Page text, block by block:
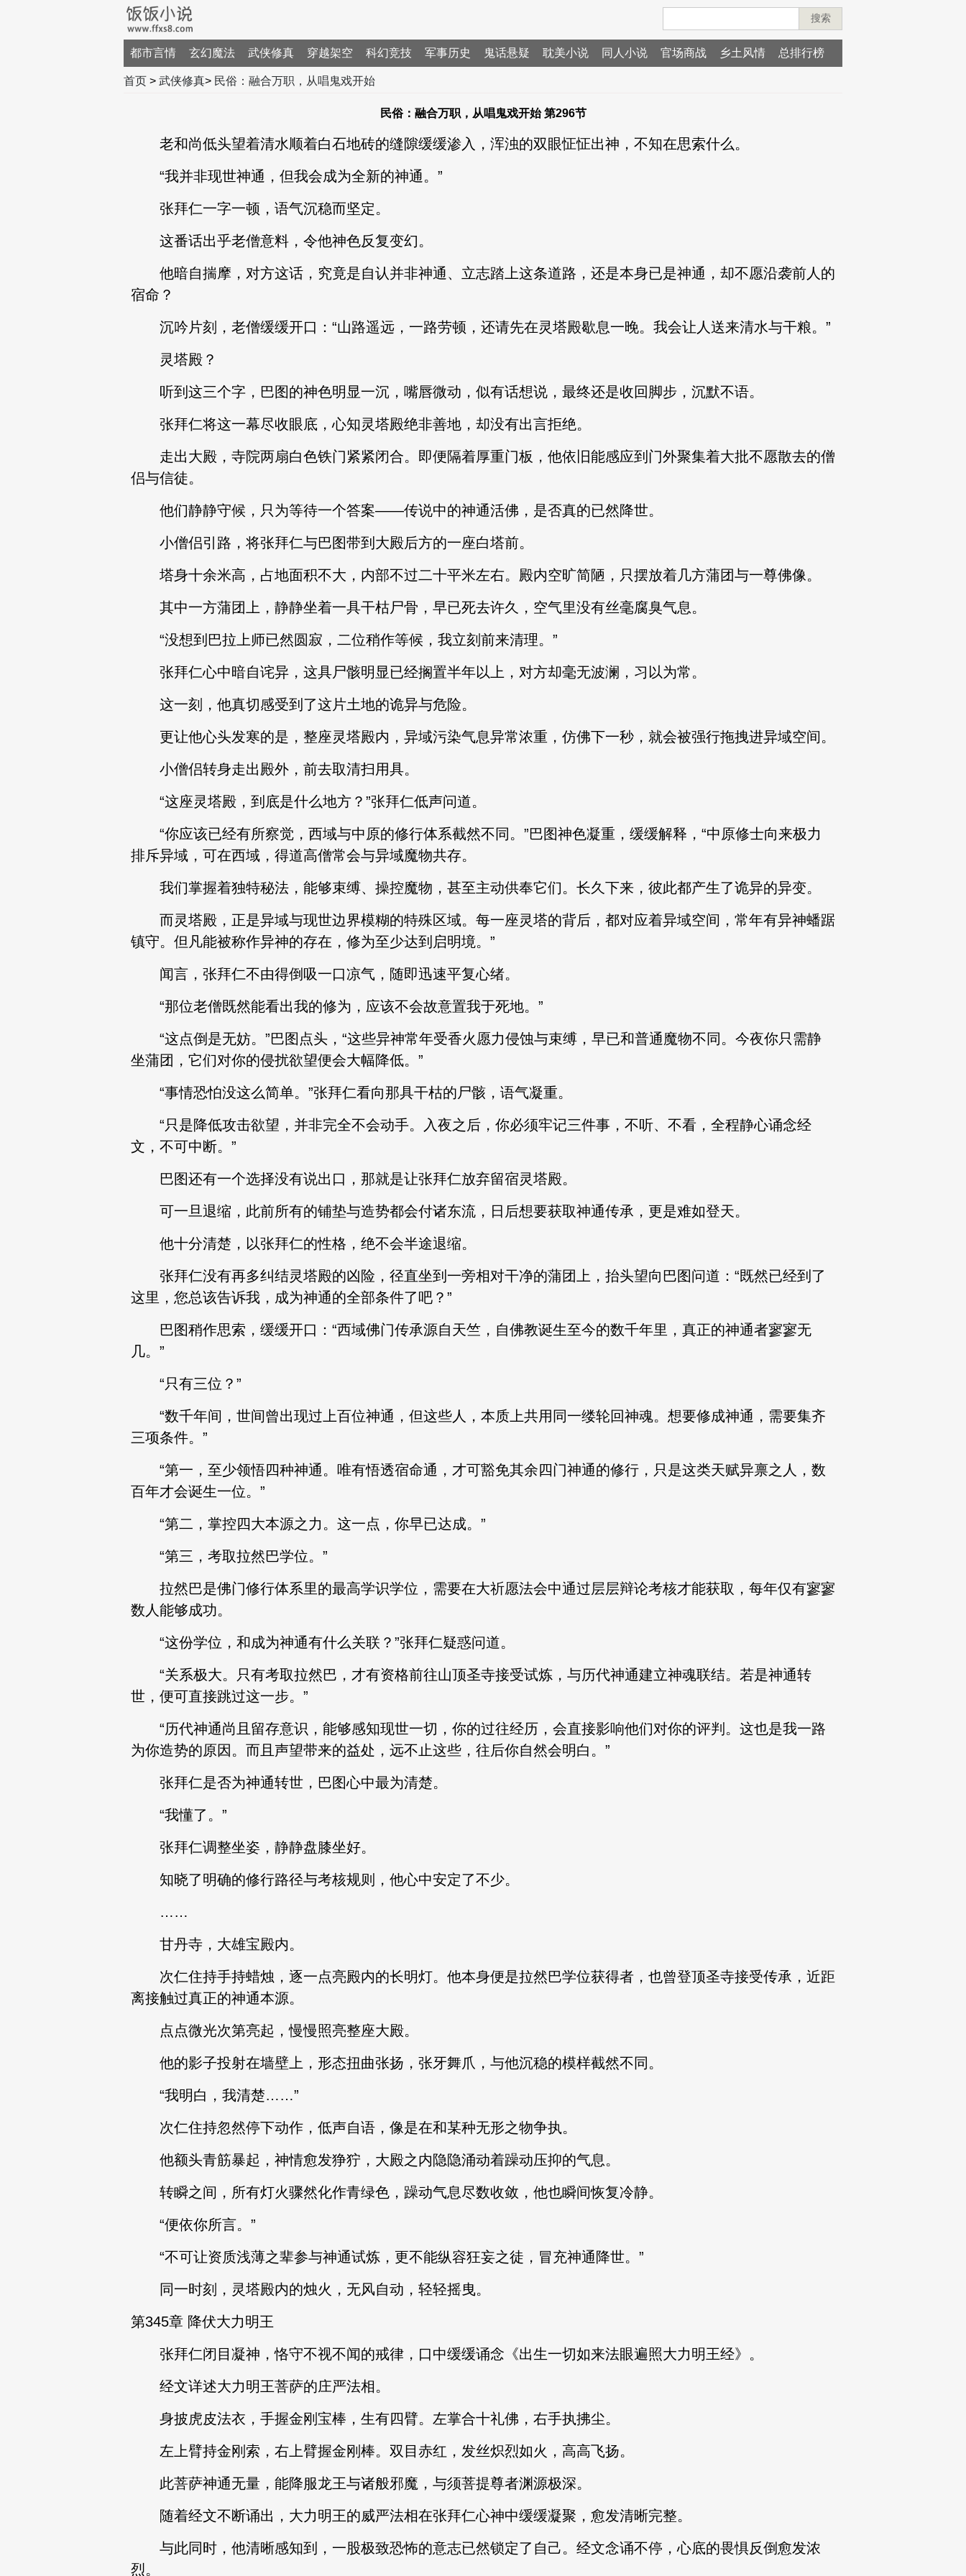
搜索
都市言情 玄幻魔法 武侠修真 穿越架空 科幻竞技 军事历史 鬼话悬疑 耽美小说 同人小说 官场商战 乡土风情 总排行榜
首页 > 武侠修真> 民俗：融合万职，从唱鬼戏开始
民俗：融合万职，从唱鬼戏开始 第296节
老和尚低头望着清水顺着白石地砖的缝隙缓缓渗入，浑浊的双眼怔怔出神，不知在思索什么。
“我并非现世神通，但我会成为全新的神通。”
张拜仁一字一顿，语气沉稳而坚定。
这番话出乎老僧意料，令他神色反复变幻。
他暗自揣摩，对方这话，究竟是自认并非神通、立志踏上这条道路，还是本身已是神通，却不愿沿袭前人的
宿命？
沉吟片刻，老僧缓缓开口：“山路遥远，一路劳顿，还请先在灵塔殿歇息一晚。我会让人送来清水与干粮。”
灵塔殿？
听到这三个字，巴图的神色明显一沉，嘴唇微动，似有话想说，最终还是收回脚步，沉默不语。
张拜仁将这一幕尽收眼底，心知灵塔殿绝非善地，却没有出言拒绝。
走出大殿，寺院两扇白色铁门紧紧闭合。即便隔着厚重门板，他依旧能感应到门外聚集着大批不愿散去的僧
侣与信徒。
他们静静守候，只为等待一个答案——传说中的神通活佛，是否真的已然降世。
小僧侣引路，将张拜仁与巴图带到大殿后方的一座白塔前。
塔身十余米高，占地面积不大，内部不过二十平米左右。殿内空旷简陋，只摆放着几方蒲团与一尊佛像。
其中一方蒲团上，静静坐着一具干枯尸骨，早已死去许久，空气里没有丝毫腐臭气息。
“没想到巴拉上师已然圆寂，二位稍作等候，我立刻前来清理。”
张拜仁心中暗自诧异，这具尸骸明显已经搁置半年以上，对方却毫无波澜，习以为常。
这一刻，他真切感受到了这片土地的诡异与危险。
更让他心头发寒的是，整座灵塔殿内，异域污染气息异常浓重，仿佛下一秒，就会被强行拖拽进异域空间。
小僧侣转身走出殿外，前去取清扫用具。
“这座灵塔殿，到底是什么地方？”张拜仁低声问道。
“你应该已经有所察觉，西域与中原的修行体系截然不同。”巴图神色凝重，缓缓解释，“中原修士向来极力
排斥异域，可在西域，得道高僧常会与异域魔物共存。
我们掌握着独特秘法，能够束缚、操控魔物，甚至主动供奉它们。长久下来，彼此都产生了诡异的异变。
而灵塔殿，正是异域与现世边界模糊的特殊区域。每一座灵塔的背后，都对应着异域空间，常年有异神蟠踞
镇守。但凡能被称作异神的存在，修为至少达到启明境。”
闻言，张拜仁不由得倒吸一口凉气，随即迅速平复心绪。
“那位老僧既然能看出我的修为，应该不会故意置我于死地。”
“这点倒是无妨。”巴图点头，“这些异神常年受香火愿力侵蚀与束缚，早已和普通魔物不同。今夜你只需静
坐蒲团，它们对你的侵扰欲望便会大幅降低。”
“事情恐怕没这么简单。”张拜仁看向那具干枯的尸骸，语气凝重。
“只是降低攻击欲望，并非完全不会动手。入夜之后，你必须牢记三件事，不听、不看，全程静心诵念经
文，不可中断。”
巴图还有一个选择没有说出口，那就是让张拜仁放弃留宿灵塔殿。
可一旦退缩，此前所有的铺垫与造势都会付诸东流，日后想要获取神通传承，更是难如登天。
他十分清楚，以张拜仁的性格，绝不会半途退缩。
张拜仁没有再多纠结灵塔殿的凶险，径直坐到一旁相对干净的蒲团上，抬头望向巴图问道：“既然已经到了
这里，您总该告诉我，成为神通的全部条件了吧？”
巴图稍作思索，缓缓开口：“西域佛门传承源自天竺，自佛教诞生至今的数千年里，真正的神通者寥寥无
几。”
“只有三位？”
“数千年间，世间曾出现过上百位神通，但这些人，本质上共用同一缕轮回神魂。想要修成神通，需要集齐
三项条件。”
“第一，至少领悟四种神通。唯有悟透宿命通，才可豁免其余四门神通的修行，只是这类天赋异禀之人，数
百年才会诞生一位。”
“第二，掌控四大本源之力。这一点，你早已达成。”
“第三，考取拉然巴学位。”
拉然巴是佛门修行体系里的最高学识学位，需要在大祈愿法会中通过层层辩论考核才能获取，每年仅有寥寥
数人能够成功。
“这份学位，和成为神通有什么关联？”张拜仁疑惑问道。
“关系极大。只有考取拉然巴，才有资格前往山顶圣寺接受试炼，与历代神通建立神魂联结。若是神通转
世，便可直接跳过这一步。”
“历代神通尚且留存意识，能够感知现世一切，你的过往经历，会直接影响他们对你的评判。这也是我一路
为你造势的原因。而且声望带来的益处，远不止这些，往后你自然会明白。”
张拜仁是否为神通转世，巴图心中最为清楚。
“我懂了。”
张拜仁调整坐姿，静静盘膝坐好。
知晓了明确的修行路径与考核规则，他心中安定了不少。
……
甘丹寺，大雄宝殿内。
次仁住持手持蜡烛，逐一点亮殿内的长明灯。他本身便是拉然巴学位获得者，也曾登顶圣寺接受传承，近距
离接触过真正的神通本源。
点点微光次第亮起，慢慢照亮整座大殿。
他的影子投射在墙壁上，形态扭曲张扬，张牙舞爪，与他沉稳的模样截然不同。
“我明白，我清楚……”
次仁住持忽然停下动作，低声自语，像是在和某种无形之物争执。
他额头青筋暴起，神情愈发狰狞，大殿之内隐隐涌动着躁动压抑的气息。
转瞬之间，所有灯火骤然化作青绿色，躁动气息尽数收敛，他也瞬间恢复冷静。
“便依你所言。”
“不可让资质浅薄之辈参与神通试炼，更不能纵容狂妄之徒，冒充神通降世。”
同一时刻，灵塔殿内的烛火，无风自动，轻轻摇曳。
第345章 降伏大力明王
张拜仁闭目凝神，恪守不视不闻的戒律，口中缓缓诵念《出生一切如来法眼遍照大力明王经》。
经文详述大力明王菩萨的庄严法相。
身披虎皮法衣，手握金刚宝棒，生有四臂。左掌合十礼佛，右手执拂尘。
左上臂持金刚索，右上臂握金刚棒。双目赤红，发丝炽烈如火，高高飞扬。
此菩萨神通无量，能降服龙王与诸般邪魔，与须菩提尊者渊源极深。
随着经文不断诵出，大力明王的威严法相在张拜仁心神中缓缓凝聚，愈发清晰完整。
与此同时，他清晰感知到，一股极致恐怖的意志已然锁定了自己。经文念诵不停，心底的畏惧反倒愈发浓
烈。